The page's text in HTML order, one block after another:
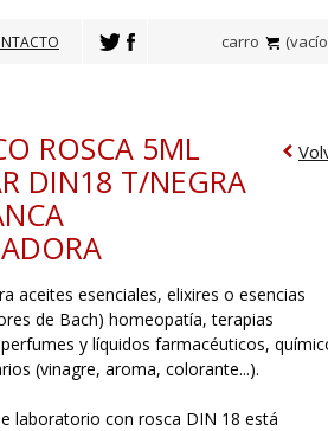
carro
ROSCA 5ML
DIN18 T/NEGRA
aceites esenciales, elixires o esencias
de Bach) homeopatía, terapias
y líquidos farmacéuticos,
(vinagre, aroma, colorante...).
laboratorio con rosca DIN 18 está